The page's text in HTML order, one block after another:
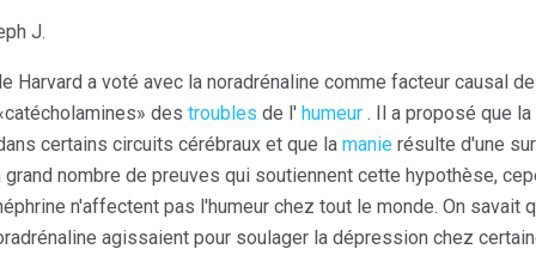
J.
Harvard a voté avec la noradrénaline comme facteur causal
des troubles de l' humeur . Il a proposé que
certains circuits cérébraux et que la manie résulte d'une
nombre de preuves qui soutiennent cette hypothèse,
n'affectent pas l'humeur chez tout le monde. On savait
agissaient pour soulager la dépression chez